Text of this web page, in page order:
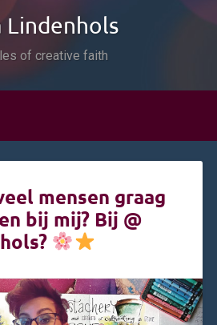
Lindenhols
of creative faith
mensen graag
bij mij? Bij @